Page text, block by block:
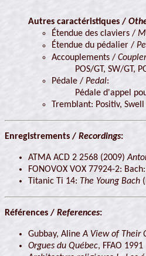
Autres caractéristiques /
Étendue des claviers /
Étendue du pédalier /
Accouplements /
POS/GT, SW/GT,
Pédale / Pedal:
Pédale d'appel
Tremblant: Positiv, Swell
Enregistrements / Recordings:
ATMA ACD 2 2568 (2009)
FONOVOX VOX 77924-2: Bach:
Titanic Ti 14: The Young Bach
Références / References:
Gubbay, AlineA View of Their
Orgues du Québec, FFAO 1991